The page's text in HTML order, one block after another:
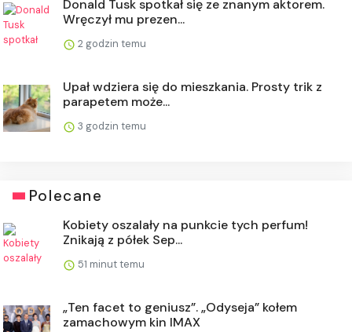
Donald Tusk spotkał się ze znanym aktorem.
Wręczył mu prezen...
2 godzin temu
Upał wdziera się do mieszkania. Prosty trik z
parapetem może...
3 godzin temu
Polecane
Kobiety oszalały na punkcie tych perfum!
Znikają z półek Sep...
51 minut temu
„Ten facet to geniusz”. „Odyseja” kołem
zamachowym kin IMAX